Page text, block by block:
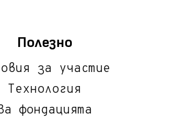
Полезно
за участие
Технология
фондацията